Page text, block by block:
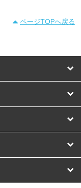
ページTOPへ戻る